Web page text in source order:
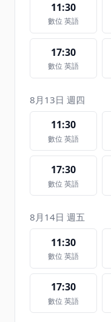
11:30
數位 英語
17:30
數位 英語
8月13日 週四
11:30
數位 英語
17:30
數位 英語
8月14日 週五
11:30
數位 英語
17:30
數位 英語